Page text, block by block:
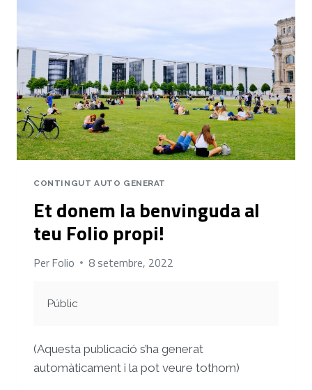
CONTINGUT AUTO GENERAT
Et donem la benvinguda al
teu Folio propi!
PerFolio 8 setembre, 2022
Públic
(Aquesta publicació s’ha generat
automàticament i la pot veure tothom)